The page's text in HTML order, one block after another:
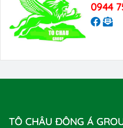
0944
TÔ CHÂU ĐÔNG Á